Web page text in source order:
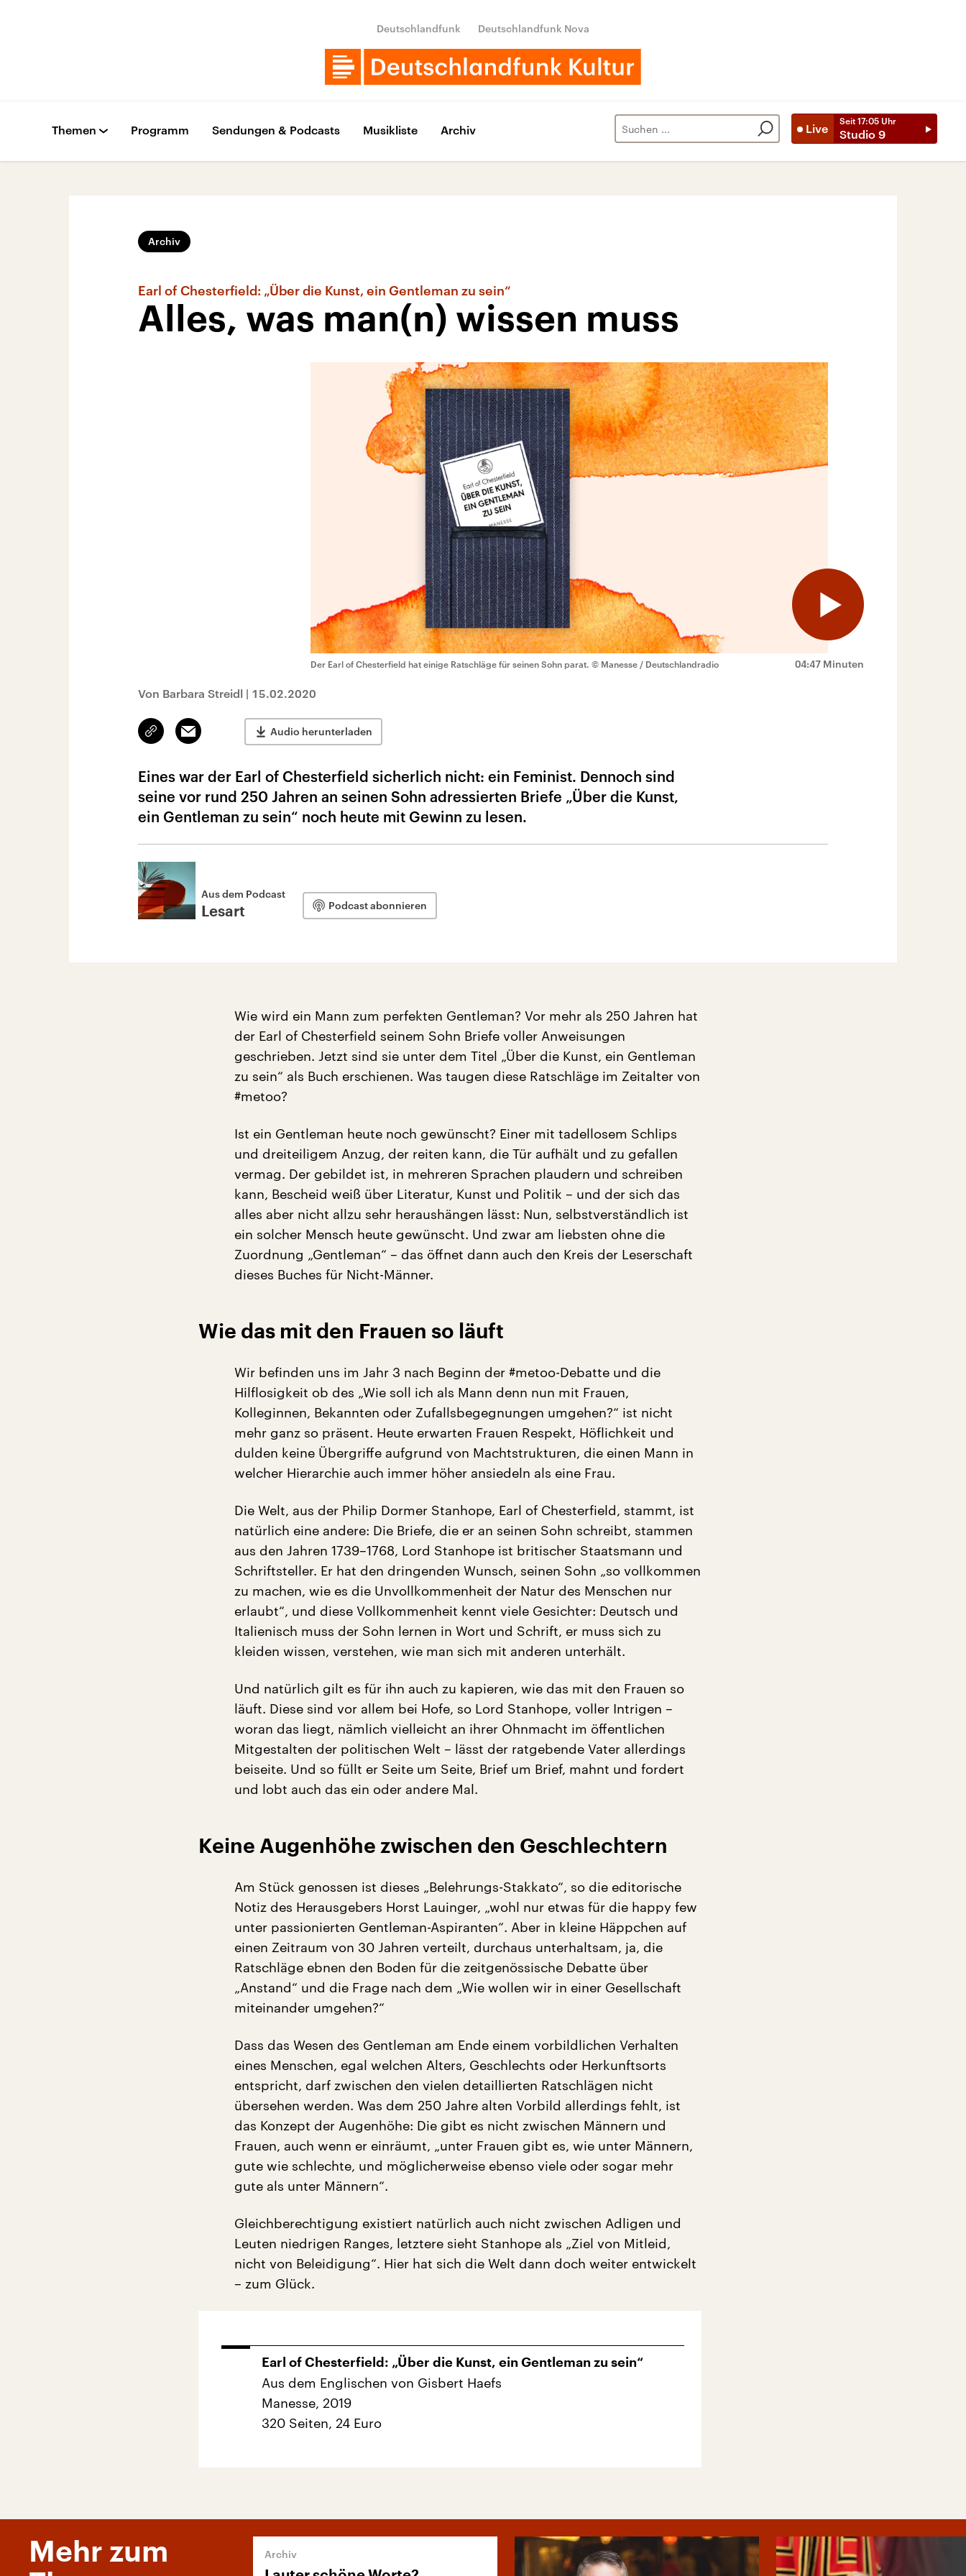
Deutschlandfunk Deutschlandfunk Nova
Live
Seit 17:05 Uhr
Studio 9
Themen Programm Sendungen & Podcasts Musikliste Archiv
Archiv
Earl of Chesterfield: „Über die Kunst, ein Gentleman zu sein“
Alles, was man(n) wissen muss
04:47 Minuten
Der Earl of Chesterfield hat einige Ratschläge für seinen Sohn parat. © Manesse / Deutschlandradio
Von Barbara Streidl | 15.02.2020
Link
kopieren/teilen
Email Audio herunterladen
Eines war der Earl of Chesterfield sicherlich nicht: ein Feminist. Dennoch sind
seine vor rund 250 Jahren an seinen Sohn adressierten Briefe „Über die Kunst,
ein Gentleman zu sein“ noch heute mit Gewinn zu lesen.
Aus dem Podcast
Lesart Podcast abonnieren
Wie wird ein Mann zum perfekten Gentleman? Vor mehr als 250 Jahren hat
der Earl of Chesterfield seinem Sohn Briefe voller Anweisungen
geschrieben. Jetzt sind sie unter dem Titel „Über die Kunst, ein Gentleman
zu sein“ als Buch erschienen. Was taugen diese Ratschläge im Zeitalter von
#metoo?
Ist ein Gentleman heute noch gewünscht? Einer mit tadellosem Schlips
und dreiteiligem Anzug, der reiten kann, die Tür aufhält und zu gefallen
vermag. Der gebildet ist, in mehreren Sprachen plaudern und schreiben
kann, Bescheid weiß über Literatur, Kunst und Politik – und der sich das
alles aber nicht allzu sehr heraushängen lässt: Nun, selbstverständlich ist
ein solcher Mensch heute gewünscht. Und zwar am liebsten ohne die
Zuordnung „Gentleman“ – das öffnet dann auch den Kreis der Leserschaft
dieses Buches für Nicht-Männer.
Wie das mit den Frauen so läuft
Wir befinden uns im Jahr 3 nach Beginn der #metoo-Debatte und die
Hilflosigkeit ob des „Wie soll ich als Mann denn nun mit Frauen,
Kolleginnen, Bekannten oder Zufallsbegegnungen umgehen?“ ist nicht
mehr ganz so präsent. Heute erwarten Frauen Respekt, Höflichkeit und
dulden keine Übergriffe aufgrund von Machtstrukturen, die einen Mann in
welcher Hierarchie auch immer höher ansiedeln als eine Frau.
Die Welt, aus der Philip Dormer Stanhope, Earl of Chesterfield, stammt, ist
natürlich eine andere: Die Briefe, die er an seinen Sohn schreibt, stammen
aus den Jahren 1739–1768, Lord Stanhope ist britischer Staatsmann und
Schriftsteller. Er hat den dringenden Wunsch, seinen Sohn „so vollkommen
zu machen, wie es die Unvollkommenheit der Natur des Menschen nur
erlaubt“, und diese Vollkommenheit kennt viele Gesichter: Deutsch und
Italienisch muss der Sohn lernen in Wort und Schrift, er muss sich zu
kleiden wissen, verstehen, wie man sich mit anderen unterhält.
Und natürlich gilt es für ihn auch zu kapieren, wie das mit den Frauen so
läuft. Diese sind vor allem bei Hofe, so Lord Stanhope, voller Intrigen –
woran das liegt, nämlich vielleicht an ihrer Ohnmacht im öffentlichen
Mitgestalten der politischen Welt – lässt der ratgebende Vater allerdings
beiseite. Und so füllt er Seite um Seite, Brief um Brief, mahnt und fordert
und lobt auch das ein oder andere Mal.
Keine Augenhöhe zwischen den Geschlechtern
Am Stück genossen ist dieses „Belehrungs-Stakkato“, so die editorische
Notiz des Herausgebers Horst Lauinger, „wohl nur etwas für die happy few
unter passionierten Gentleman-Aspiranten“. Aber in kleine Häppchen auf
einen Zeitraum von 30 Jahren verteilt, durchaus unterhaltsam, ja, die
Ratschläge ebnen den Boden für die zeitgenössische Debatte über
„Anstand“ und die Frage nach dem „Wie wollen wir in einer Gesellschaft
miteinander umgehen?“
Dass das Wesen des Gentleman am Ende einem vorbildlichen Verhalten
eines Menschen, egal welchen Alters, Geschlechts oder Herkunftsorts
entspricht, darf zwischen den vielen detaillierten Ratschlägen nicht
übersehen werden. Was dem 250 Jahre alten Vorbild allerdings fehlt, ist
das Konzept der Augenhöhe: Die gibt es nicht zwischen Männern und
Frauen, auch wenn er einräumt, „unter Frauen gibt es, wie unter Männern,
gute wie schlechte, und möglicherweise ebenso viele oder sogar mehr
gute als unter Männern“.
Gleichberechtigung existiert natürlich auch nicht zwischen Adligen und
Leuten niedrigen Ranges, letztere sieht Stanhope als „Ziel von Mitleid,
nicht von Beleidigung“. Hier hat sich die Welt dann doch weiter entwickelt
– zum Glück.
Earl of Chesterfield: „Über die Kunst, ein Gentleman zu sein“
Aus dem Englischen von Gisbert Haefs
Manesse, 2019
320 Seiten, 24 Euro
Mehr zum